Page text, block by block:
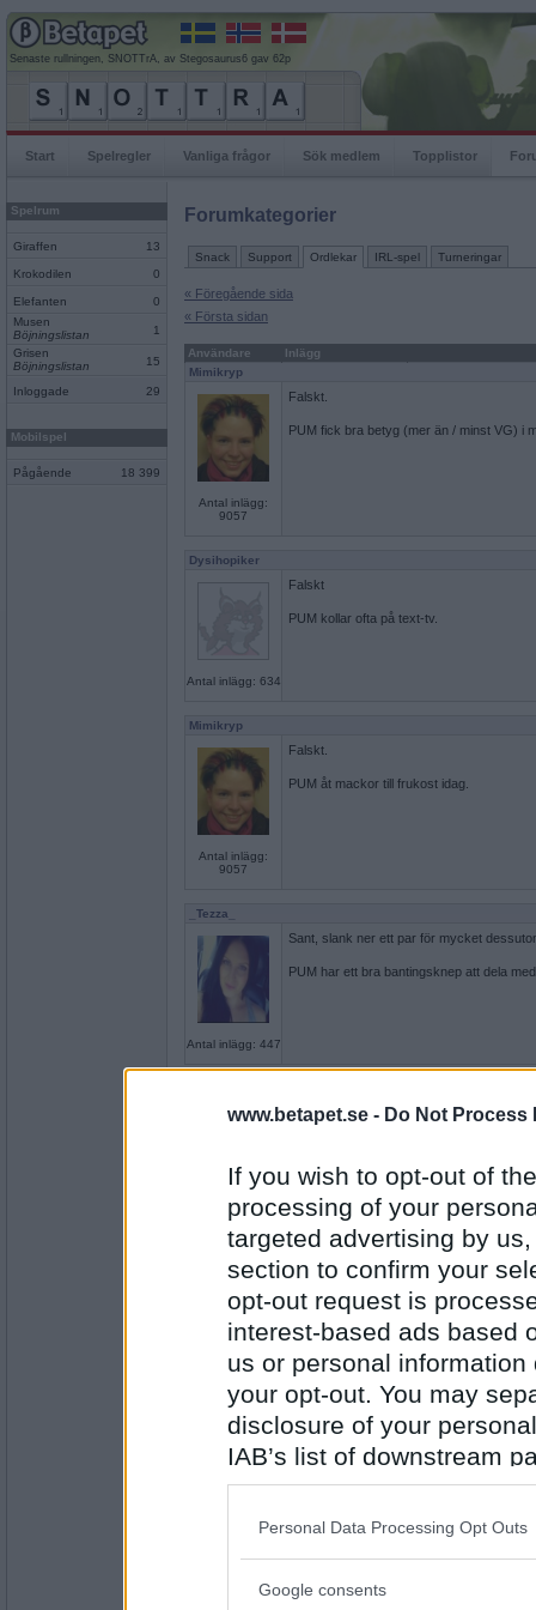
www.betapet.se - Do Not Process
If you wish to opt-out of
processing of your
targeted advertising by
section to confirm your
opt-out request is
interest-based ads based
us or personal
your opt-out. You may
disclosure of your
IAB’s list of downstream
also be disclosed by us
Downstream Participants
Please note that this
Personal Data Processing Opt Outs
Google consents
Senaste rullningen, SNOTTrA, av Stegosaurus6 gav 62p
Start Spelregler Vanliga frågor Sök medlem Topplistor
Spelrum
Giraffen 13
Krokodilen 0
Elefanten
0
Musen
Böjningslistan
1
Grisen
Böjningslistan
15
Inloggade 29
Mobilspel
Pågående 18 399
Forumkategorier
Snack Support Ordlekar IRL-spel Turneringar
« Föregående sida
« Första sidan
Användare
Inlägg
Mimikryp
Antal inlägg:
9057
Falskt.
PUM fick bra betyg (mer än / minst VG) i
Dysihopiker
Antal inlägg: 634
Falskt
PUM kollar ofta på text-tv.
Mimikryp
Antal inlägg:
9057
Falskt.
PUM åt mackor till frukost idag.
_Tezza_
Antal inlägg: 447
Sant, slank ner ett par för mycket
PUM har ett bra bantingsknep att dela
Antal inlägg:
9057
Sant. Ät regelbundet med bra mellanmål
remvanrijn
Antal inlägg:
16685
det får du tro om vad du vill..
pum har många älskare
Mimikryp
Antal inlägg:
Falskt.
PUM är lat.